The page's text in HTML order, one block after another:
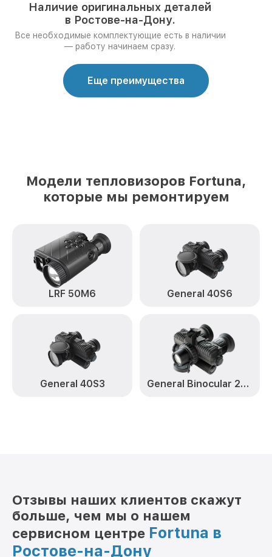
Наличие оригинальных деталей
в Ростове-на-Дону.
Все необходимые комплектующие есть в наличии
— работу начинаем сразу.
Еще преимущества
Модели тепловизоров Fortuna,
которые мы ремонтируем
LRF 50M6 General 40S6
General 40S3 General Binocular 25S6
Отзывы наших клиентов скажут
больше, чем мы о нашем
сервисном центре Fortuna в
Ростове-на-Дону